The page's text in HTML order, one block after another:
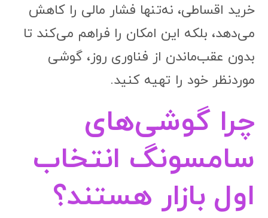
خرید اقساطی، نه‌تنها فشار مالی را کاهش
می‌دهد، بلکه این امکان را فراهم می‌کند تا
بدون عقب‌ماندن از فناوری روز، گوشی
موردنظر خود را تهیه کنید.
چرا گوشی‌های
سامسونگ انتخاب
اول بازار هستند؟